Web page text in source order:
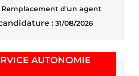
Remplacement d'un agent
: 31/08/2026
AUTONOMIE
fenêtre)